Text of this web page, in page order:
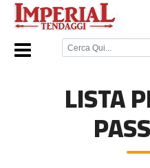
Home Page/Tappeti/
LISTA